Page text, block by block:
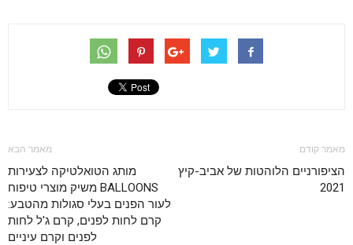
מאמר קודם
הציפורניים הלוהטות של אביב-קיץ
2021
מאמר הבא
מותג הטואלטיקה לצעירות
BALLOONS משיק מוצרי טיפוח
לעור הפנים בעלי סגולות מהטבע:
קרם לחות לפנים, קרם ג'ל לחות
לפנים וקרם עיניים